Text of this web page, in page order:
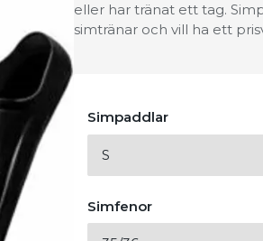
eller har tränat ett tag.
simtränar och vill ha ett
Simpaddlar
Simfenor